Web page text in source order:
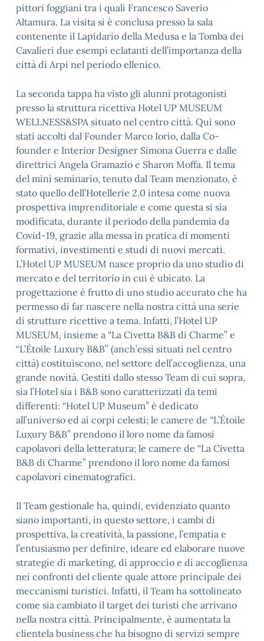
pittori foggiani tra i quali Francesco Saverio
Altamura. La visita si è conclusa presso la sala
contenente il Lapidario della Medusa e la Tomba dei
Cavalieri due esempi eclatanti dell’importanza della
città di Arpi nel periodo ellenico.
La seconda tappa ha visto gli alunni protagonisti
presso la struttura ricettiva Hotel UP MUSEUM
WELLNESS&SPA situato nel centro città. Qui sono
stati accolti dal Founder Marco Iorio, dalla Co-
founder e Interior Designer Simona Guerra e dalle
direttrici Angela Gramazio e Sharon Moffa. Il tema
del mini seminario, tenuto dal Team menzionato, è
stato quello dell’Hotellerie 2.0 intesa come nuova
prospettiva imprenditoriale e come questa si sia
modificata, durante il periodo della pandemia da
Covid-19, grazie alla messa in pratica di momenti
formativi, investimenti e studi di nuovi mercati.
L’Hotel UP MUSEUM nasce proprio da uno studio di
mercato e del territorio in cui è ubicato. La
progettazione è frutto di uno studio accurato che ha
permesso di far nascere nella nostra città una serie
di strutture ricettive a tema. Infatti, l’Hotel UP
MUSEUM, insieme a “La Civetta B&B di Charme” e
“L’Étoile Luxury B&B” (anch’essi situati nel centro
città) costituiscono, nel settore dell’accoglienza, una
grande novità. Gestiti dallo stesso Team di cui sopra,
sia l’Hotel sia i B&B sono caratterizzati da temi
differenti: “Hotel UP Museum” è dedicato
all’universo ed ai corpi celesti; le camere de “L’Étoile
Luxury B&B” prendono il loro nome da famosi
capolavori della letteratura; le camere de “La Civetta
B&B di Charme” prendono il loro nome da famosi
capolavori cinematografici.
Il Team gestionale ha, quindi, evidenziato quanto
siano importanti, in questo settore, i cambi di
prospettiva, la creatività, la passione, l’empatia e
l’entusiasmo per definire, ideare ed elaborare nuove
strategie di marketing, di approccio e di accoglienza
nei confronti del cliente quale attore principale dei
meccanismi turistici. Infatti, il Team ha sottolineato
come sia cambiato il target dei turisti che arrivano
nella nostra città. Principalmente, è aumentata la
clientela business che ha bisogno di servizi sempre